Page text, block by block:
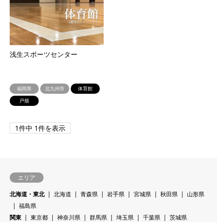
浅生スポーツセンター
福岡県 北九州市
体育館
戸畑
1件中 1件を表示
エリア
北海道・東北
北海道 青森県 岩手県 宮城県 秋田県
山形県
福島県
関東
東京都 神奈川県 群馬県 埼玉県 千葉県
茨城県